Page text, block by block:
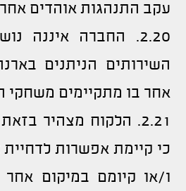
עקב התנהגות אוהדים
2.20. החברה איננה
השירותים הניתנים
אחר בו מתקיימים משחקי
2.21. הלקוח מצהיר
כי קיימת אפשרות
ו/או קיומם במיקום אחר